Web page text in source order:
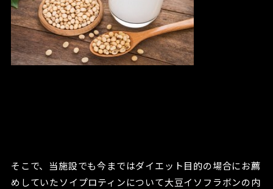
そこで、当施設でも今まではダイエット目的の場合にお薦
めしていたソイプロティンについて大豆イソフラボンの内